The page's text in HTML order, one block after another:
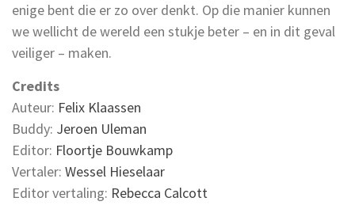
enige bent die er zo over denkt. Op die manier kunnen
we wellicht de wereld een stukje beter – en in dit geval
veiliger – maken.
Credits
Auteur: Felix Klaassen
Buddy: Jeroen Uleman
Editor: Floortje Bouwkamp
Vertaler: Wessel Hieselaar
Editor vertaling: Rebecca Calcott